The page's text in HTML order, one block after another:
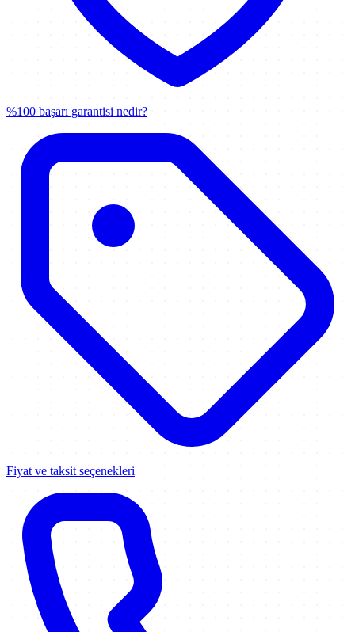
%100 başarı garantisi nedir?
Fiyat ve taksit seçenekleri